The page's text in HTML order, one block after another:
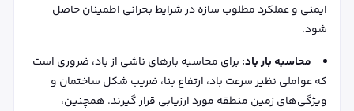
ایمنی و عملکرد مطلوب سازه در شرایط بحرانی اطمینان حاصل
شود.
محاسبه بار باد: برای محاسبه بارهای ناشی از باد، ضروری است
که عواملی نظیر سرعت باد، ارتفاع بنا، ضریب شکل ساختمان و
ویژگی‌های زمین منطقه مورد ارزیابی قرار گیرند. همچنین،